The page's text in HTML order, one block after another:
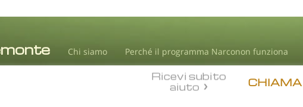
Chi siamo Perché il programma Narconon funziona
CHIAMA
Ricevi subito
aiuto